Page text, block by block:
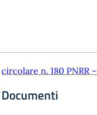
circolare n. 180 PNRR –
Documenti